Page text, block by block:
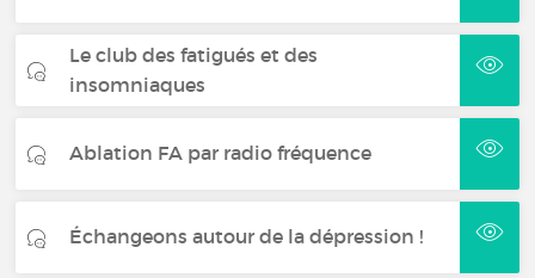
Le club des fatigués et des
insomniaques
Ablation FA par radio fréquence
Échangeons autour de la dépression !